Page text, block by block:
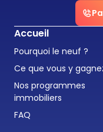
Accueil
Pourquoi le neuf ?
Ce que vous y
Nos programmes
immobiliers
FAQ